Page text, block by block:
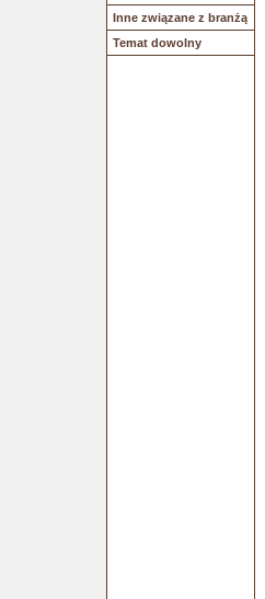
Inne związane z branżą
Temat dowolny